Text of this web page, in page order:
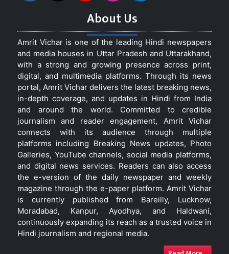
About Us
Amrit Vichar is one of the leading Hindi newspapers
and media houses in Uttar Pradesh and Uttarakhand,
with a strong and growing presence across print,
digital, and multimedia platforms. Through its news
portal, Amrit Vichar delivers the latest breaking news,
in-depth coverage, and updates in Hindi from India
and around the world. Committed to credible
journalism and reader engagement, Amrit Vichar
connects with its audience through multiple
platforms including Breaking News updates, Photo
Galleries, YouTube channels, social media platforms,
and digital news services. Readers can also access
the e-version of the daily newspaper and weekly
magazine through the e-paper platform. Amrit Vichar
is currently published from Bareilly, Lucknow,
Moradabad, Kanpur, Ayodhya, and Haldwani,
continuously expanding its reach as a trusted voice in
Hindi journalism and regional media.